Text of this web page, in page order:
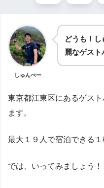
しゅんぺー
どうも！
麗なゲスト
東京都江東区にあるゲス
ます。
最大１９人で宿泊できる
では、いってみましょう！